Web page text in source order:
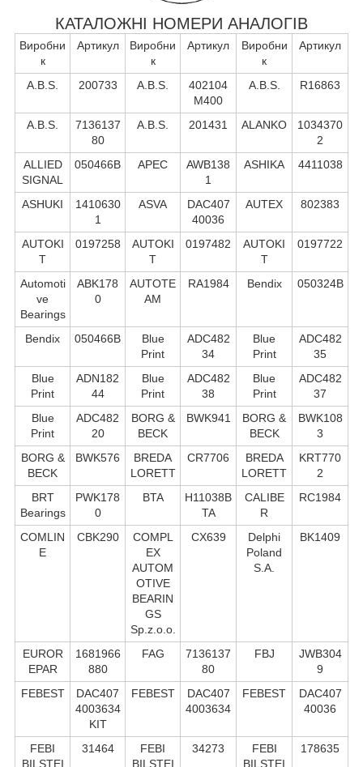
КАТАЛОЖНІ НОМЕРИ АНАЛОГІВ
Виробни
к
Артикул
Виробни
к
Артикул
Виробни
к
Артикул
A.B.S. 200733 A.B.S.
402104
M400
A.B.S. R16863
A.B.S.
7136137
80
A.B.S. 201431 ALANKO
1034370
2
ALLIED
SIGNAL
050466B APEC
AWB138
1
ASHIKA 4411038
ASHUKI
1410630
1
ASVA
DAC407
40036
AUTEX 802383
AUTOKI
T
0197258
AUTOKI
T
0197482
AUTOKI
T
0197722
Automoti
ve
Bearings
ABK178
0
AUTOTE
AM
RA1984 Bendix 050324B
Bendix 050466B
Blue
Print
ADC482
34
Blue
Print
ADC482
35
Blue
Print
ADN182
44
Blue
Print
ADC482
38
Blue
Print
ADC482
37
Blue
Print
ADC482
20
BORG &
BECK
BWK941
BORG &
BECK
BWK108
3
BORG &
BECK
BWK576
BREDA
LORETT
CR7706
BREDA
LORETT
KRT770
2
BRT
Bearings
PWK178
0
BTA
H11038B
TA
CALIBE
R
RC1984
COMLIN
E
CBK290
COMPL
EX
AUTOM
OTIVE
BEARIN
GS
Sp.z.o.o.
CX639
Delphi
Poland
S.А.
BK1409
EUROR
EPAR
1681966
880
FAG
7136137
80
FBJ
JWB304
9
FEBEST
DAC407
4003634
KIT
FEBEST
DAC407
4003634
FEBEST
DAC407
40036
FEBI
BILSTEI
31464
FEBI
BILSTEI
34273
FEBI
BILSTEI
178635